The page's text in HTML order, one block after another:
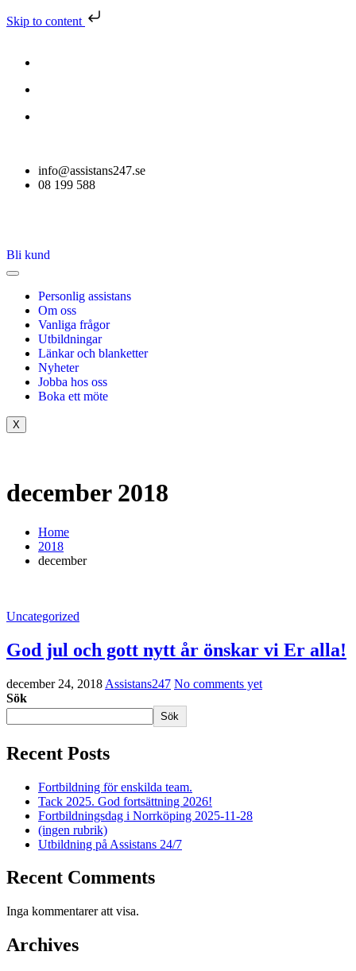
Skip to content
info@assistans247.se
08 199 588
Bli kund
Personlig assistans
Om oss
Vanliga frågor
Utbildningar
Länkar och blanketter
Nyheter
Jobba hos oss
Boka ett möte
X
december 2018
Home
2018
december
Uncategorized
God jul och gott nytt år önskar vi Er alla!
december 24, 2018 Assistans247 No comments yet
Sök
Sök
Recent Posts
Fortbildning för enskilda team.
Tack 2025. God fortsättning 2026!
Fortbildningsdag i Norrköping 2025-11-28
(ingen rubrik)
Utbildning på Assistans 24/7
Recent Comments
Inga kommentarer att visa.
Archives